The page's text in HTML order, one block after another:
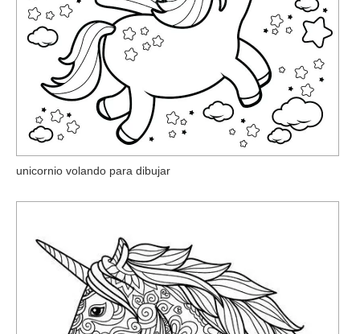
unicornio volando para dibujar